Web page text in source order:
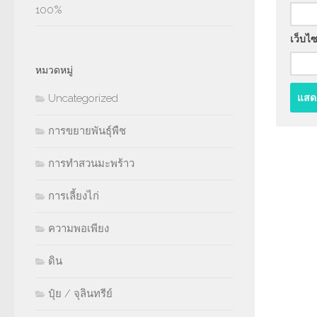
เว็บไ
100%
หมวดหมู่
Uncategorized
การขยายพันธุ์พืช
การทำสวนมะพร้าว
การเลี้ยงไก่
ความพอเพียง
ดิน
ปุ๋ย / จุลินทรีย์